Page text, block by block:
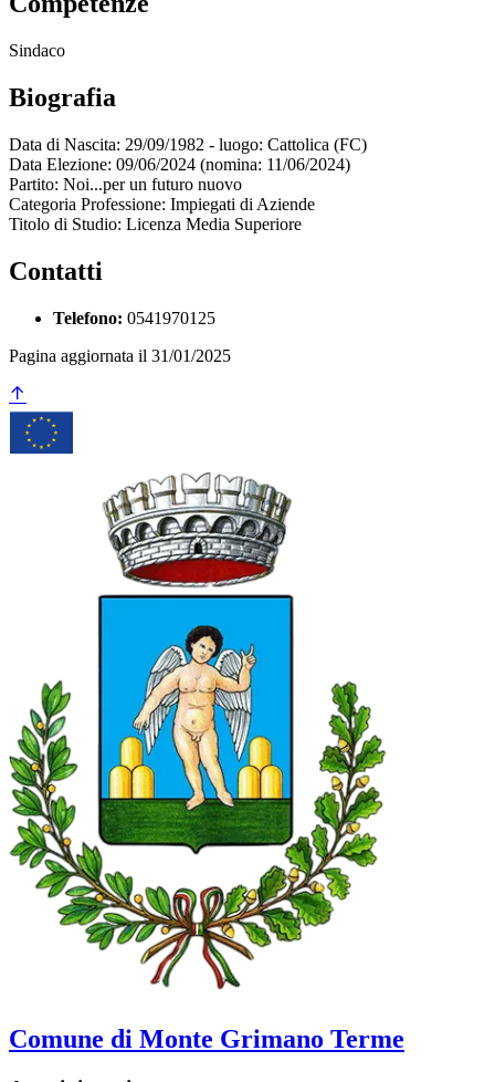
Sindaco
Biografia
Data di Nascita: 29/09/1982 - luogo: Cattolica (FC)
Data Elezione: 09/06/2024 (nomina: 11/06/2024)
Partito: Noi...per un futuro nuovo
Categoria Professione: Impiegati di Aziende
Titolo di Studio: Licenza Media Superiore
Contatti
Telefono: 0541970125
Pagina aggiornata il 31/01/2025
Comune di Monte Grimano Terme